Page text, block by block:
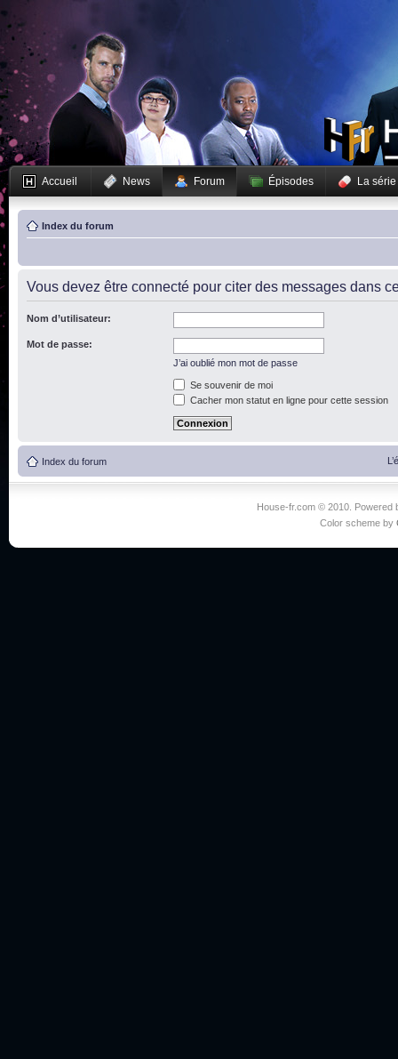
Accueil News Forum Épisodes La série
Index du forum
Vous devez être connecté pour citer des messages dans
Nom d’utilisateur:
Mot de passe:
J’ai oublié mon mot de passe
Se souvenir de moi
Cacher mon statut en ligne pour cette session
Index du forum
House-fr.com © 2010. Powered
Color scheme by